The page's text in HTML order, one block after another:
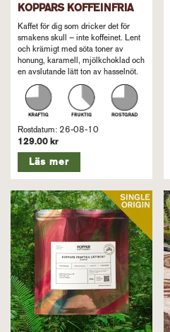
KOPPARS KOFFEINFRIA
Kaffet för dig som dricker det för
smakens skull – inte koffeinet. Lent
och krämigt med söta toner av
honung, karamell, mjölkchoklad och
en avslutande lätt ton av hasselnöt.
Rostdatum: 26-08-10
129.00 kr
Läs mer